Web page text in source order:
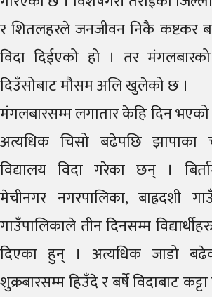
र शितलहरले जनजीवन निकै कष्टकर
विदा दिईएको हो । तर
दिउँसोबाट मौसम अलि खुलेको छ ।
मंगलबारसम्म लगातार केहि दिन
अत्यधिक चिसो बढेपछि झापाका
विद्यालय विदा गरेका छन् ।
मेचीनगर नगरपालिका, बाह्रदशी
गाउँपालिकाले तीन दिनसम्म
दिएका हुन् । अत्यधिक जाडो
शुक्रबारसम्म हिउँदे र बर्षे विदाबाट